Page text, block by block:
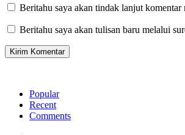
Beritahu saya akan tindak lanjut komentar
Beritahu saya akan tulisan baru melalui
Popular
Recent
Comments